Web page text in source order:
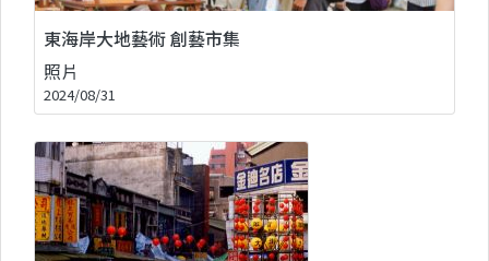
東海岸大地藝術 創藝市集
照片
2024/08/31